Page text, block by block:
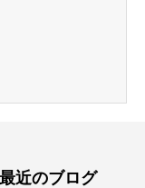
近のブログ